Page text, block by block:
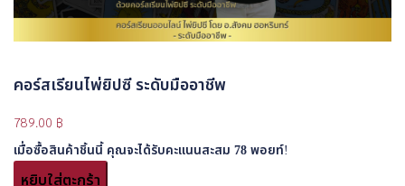
คอร์สเรียนไพ่ยิปซี ระดับมืออาชีพ
789.00 ฿
เมื่อซื้อสินค้าชิ้นนี้ คุณจะได้รับคะแนนสะสม 78พอยท์!
หยิบใส่ตะกร้า